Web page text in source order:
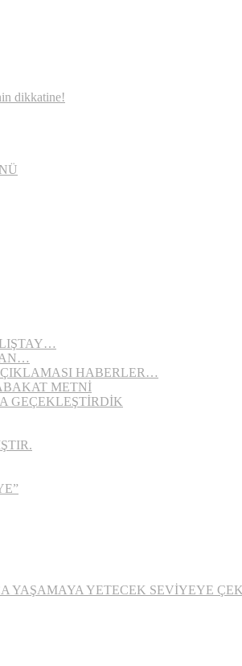
dikkatine!
HABERLER…
METNİ
GEÇEKLEŞTİRDİK
YAŞAMAYA YETECEK SEVİYEYE